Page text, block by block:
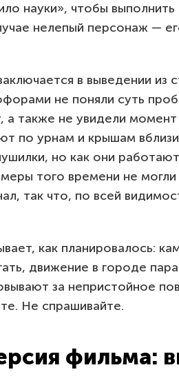
науки», чтобы
нелепый персонаж —
в выведении из
не поняли суть
также не увидели момент
по урнам и крышам
но как они
того времени не могли
так что, по всей
как планировалось:
движение в городе
за непристойное
Не спрашивайте.
фильма: